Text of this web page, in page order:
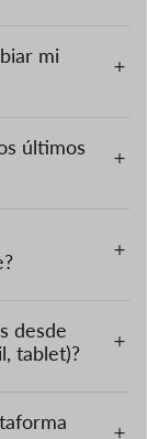
mi
últimos
desde
tablet)?